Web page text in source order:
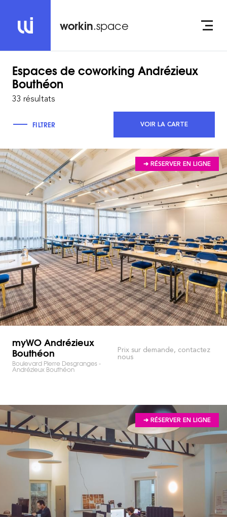
workin.space
Espaces de coworking Andrézieux
Bouthéon
33 résultats
FILTRER VOIR LA CARTE
➔ RÉSERVER EN LIGNE
myWO Andrézieux
Bouthéon
Boulevard Pierre Desgranges -
Andrézieux Bouthéon
Prix sur demande, contactez
nous
➔ RÉSERVER EN LIGNE